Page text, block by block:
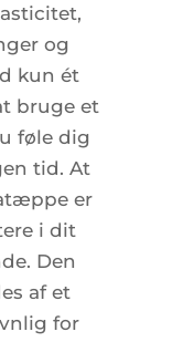
og
kun ét
bruge et
føle dig
tid. At
er
i dit
Den
af et
for